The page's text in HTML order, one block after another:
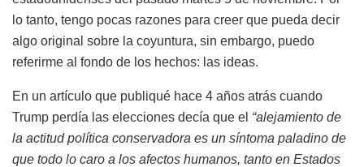
lo tanto, tengo pocas razones para creer que pueda decir
algo original sobre la coyuntura, sin embargo, puedo
referirme al fondo de los hechos: las ideas.
En un artículo que publiqué hace 4 años atrás cuando
Trump perdía las elecciones decía que el “alejamiento de
la actitud política conservadora es un síntoma paladino de
que todo lo caro a los afectos humanos, tanto en Estados